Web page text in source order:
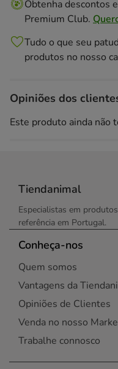
Obtenha descontos
Premium Club.
Tudo o que seu
produtos no nosso
Opiniões dos
Este produto ainda não
Tiendanimal
Especialistas em
referência em Portugal.
Conheça-nos
Quem somos
Vantagens da
Opiniões de Clientes
Venda no nosso
Trabalhe connosco